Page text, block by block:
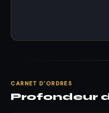
CARNET D'ORDRES
Profondeur